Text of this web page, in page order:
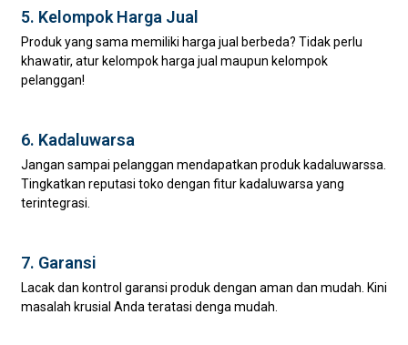
5. Kelompok Harga Jual
Produk yang sama memiliki harga jual berbeda? Tidak perlu
khawatir, atur kelompok harga jual maupun kelompok
pelanggan!
6. Kadaluwarsa
Jangan sampai pelanggan mendapatkan produk kadaluwarssa.
Tingkatkan reputasi toko dengan fitur kadaluwarsa yang
terintegrasi.
7. Garansi
Lacak dan kontrol garansi produk dengan aman dan mudah. Kini
masalah krusial Anda teratasi denga mudah.